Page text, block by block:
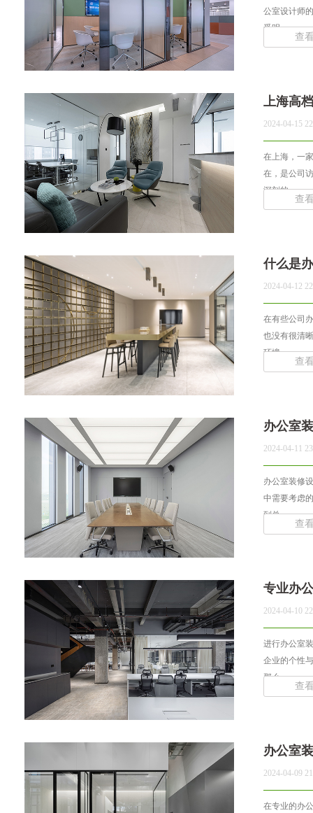
公室设计师
受明... ...
查
上海高
2024-04-15
在上海，一
在，是公司
深刻的... ...
查
什么是
2024-04-12
在有些公司
也没有很清
环境... ...
查
办公室
2024-04-11
办公室装修
中需要考虑
到总... ...
查
专业办
2024-04-10
进行办公室
企业的个性
那么... ...
查
办公室
2024-04-09
在专业的办